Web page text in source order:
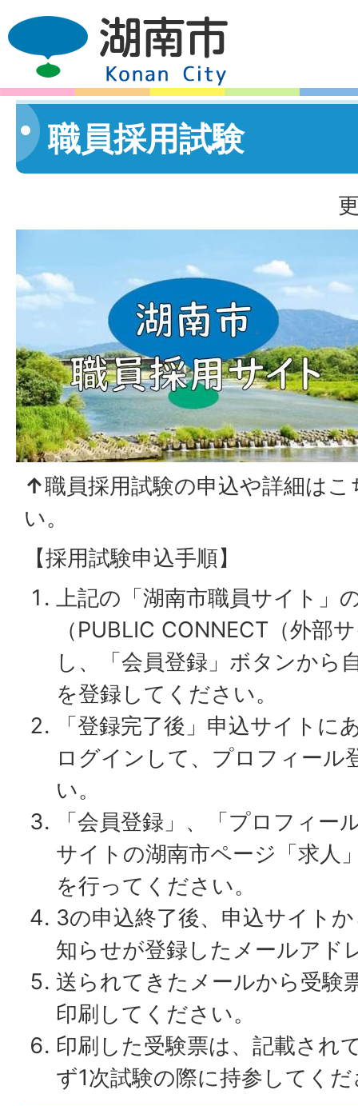
職員採用試験
↑職員採用試験の申込や詳細は
い。
【採用試験申込手順】
上記の「湖南市職員サイト」
（PUBLIC CONNECT（外部
し、「会員登録」ボタンから
を登録してください。
「登録完了後」申込サイトに
ログインして、プロフィール
い。
「会員登録」、「プロフィー
サイトの湖南市ページ「求人
を行ってください。
3の申込終了後、申込サイト
知らせが登録したメールアド
送られてきたメールから受験
印刷してください。
印刷した受験票は、記載され
ず1次試験の際に持参してく